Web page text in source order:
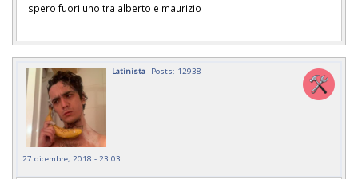
spero fuori uno tra alberto e maurizio
Latinista Posts: 12938
27 dicembre, 2018 - 23:03